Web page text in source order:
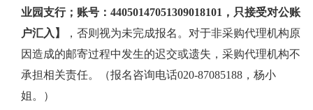
业园支行；账号： 44050147051309018101 ，只接受对公账
户汇入】
，否则视为未完成报名。对于非采购代理机构原
因造成的邮寄过程中发生的迟交或遗失，采购代理机构不
承担相关责任。（报名咨询电话020-87085188，杨小
姐。）